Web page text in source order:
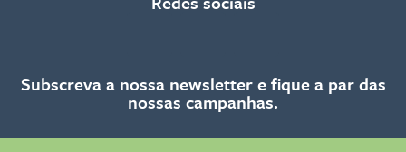
Subscreva a nossa newsletter e fique a par das
nossas campanhas.